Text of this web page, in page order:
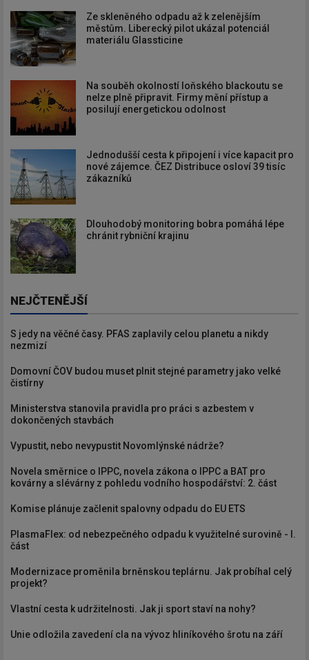
Ze skleněného odpadu až k zelenějším
městům. Liberecký pilot ukázal potenciál
materiálu Glassticine
Na souběh okolností loňského blackoutu se
nelze plně připravit. Firmy mění přístup a
posilují energetickou odolnost
Jednodušší cesta k připojení i více kapacit pro
nové zájemce. ČEZ Distribuce osloví 39 tisíc
zákazníků
Dlouhodobý monitoring bobra pomáhá lépe
chránit rybniční krajinu
NEJČTENĚJŠÍ
S jedy na věčné časy. PFAS zaplavily celou planetu a nikdy
nezmizí
Domovní ČOV budou muset plnit stejné parametry jako velké
čistírny
Ministerstva stanovila pravidla pro práci s azbestem v
dokončených stavbách
Vypustit, nebo nevypustit Novomlýnské nádrže?
Novela směrnice o IPPC, novela zákona o IPPC a BAT pro
kovárny a slévárny z pohledu vodního hospodářství: 2. část
Komise plánuje začlenit spalovny odpadu do EU ETS
PlasmaFlex: od nebezpečného odpadu k využitelné surovině - I.
část
Modernizace proměnila brněnskou teplárnu. Jak probíhal celý
projekt?
Vlastní cesta k udržitelnosti. Jak ji sport staví na nohy?
Unie odložila zavedení cla na vývoz hliníkového šrotu na září